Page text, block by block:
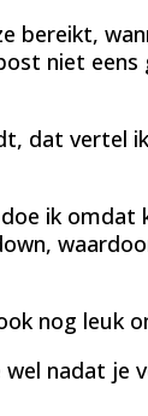
bereikt,
niet eens
dat vertel
ik omdat
nog leuk
nadat je